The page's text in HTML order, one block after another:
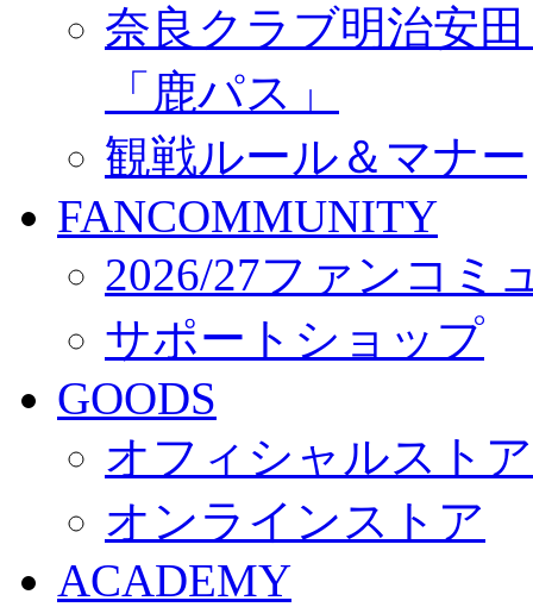
奈良クラブ明治安
「鹿パス」
観戦ルール＆マナー
FANCOMMUNITY
2026/27ファンコミ
サポートショップ
GOODS
オフィシャルスト
オンラインストア
ACADEMY